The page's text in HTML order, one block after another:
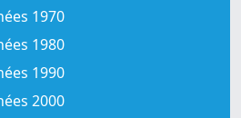
1970
1980
1990
2000